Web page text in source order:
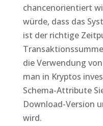
chancenorientiert
würde, dass das
ist der richtige
die Verwendung
man in Kryptos
Schema-Attribute
Download-Version
wird.